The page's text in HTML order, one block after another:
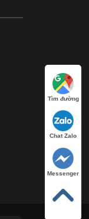
Tìm đường
Chat Zalo
Messenger